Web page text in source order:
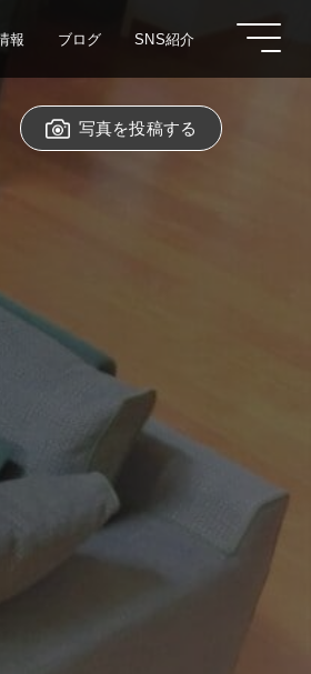
報 ブログ SNS紹介
写真を投稿する